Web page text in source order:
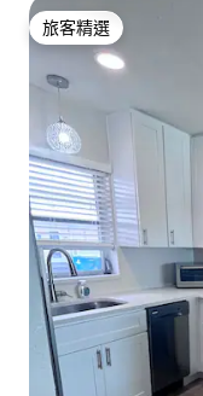
旅客精選
旅客精選